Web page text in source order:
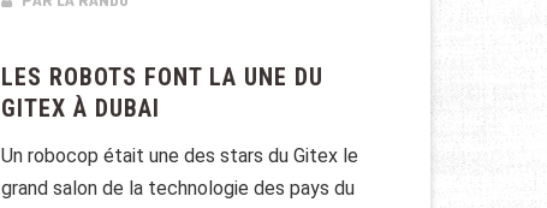
LES ROBOTS FONT LA UNE DU
GITEX À DUBAI
Un robocop était une des stars du Gitex le
grand salon de la technologie des pays du